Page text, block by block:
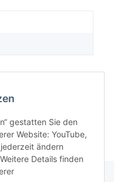
gestatten Sie den
Website: YouTube,
ändern
Details finden